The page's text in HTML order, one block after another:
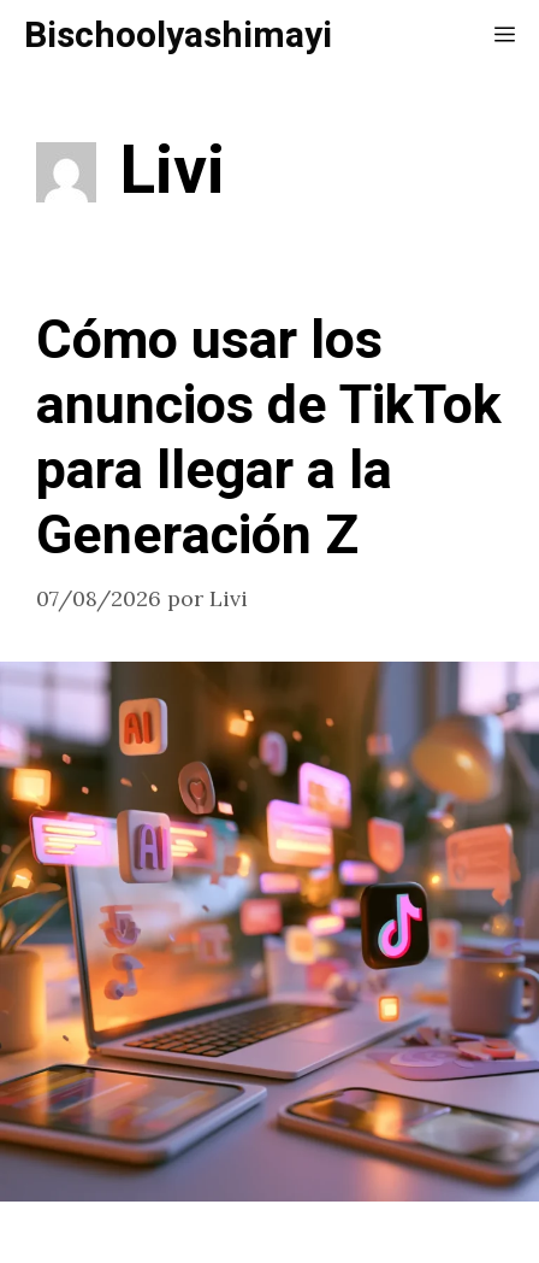
SaltarBischoolyashimayi
Livi
Cómo usar los
anuncios de TikTok
para llegar a la
Generación Z
07/08/2026 por Livi